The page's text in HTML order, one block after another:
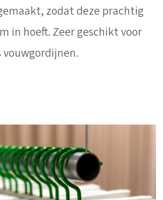
zodat deze prachtig
in hoeft. Zeer geschikt voor